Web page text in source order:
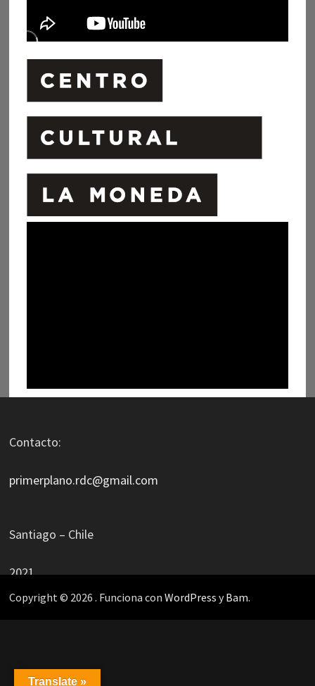
Contacto:
primerplano.rdc@gmail.com
Santiago – Chile
2021
Copyright © 2026 . Funciona con WordPress yBam.
Translate »